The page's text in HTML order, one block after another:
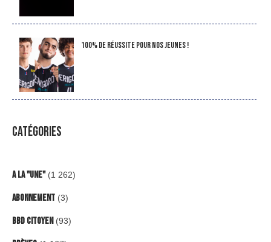
100% de réussite pour nos jeunes !
CATÉGORIES
A la "Une"(1 262)
Abonnement (3)
BBD Citoyen (93)